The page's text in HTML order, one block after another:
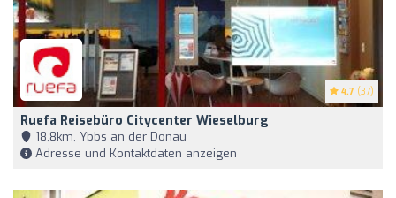
4.7 (37)
Ruefa Reisebüro Citycenter Wieselburg
18,8km, Ybbs an der Donau
Adresse und Kontaktdaten anzeigen